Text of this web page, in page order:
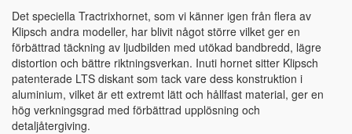
Det speciella Tractrixhornet, som vi känner igen från flera av
Klipsch andra modeller, har blivit något större vilket ger en
förbättrad täckning av ljudbilden med utökad bandbredd, lägre
distortion och bättre riktningsverkan. Inuti hornet sitter Klipsch
patenterade LTS diskant som tack vare dess konstruktion i
aluminium, vilket är ett extremt lätt och hållfast material, ger en
hög verkningsgrad med förbättrad upplösning och
detaljåtergiving.